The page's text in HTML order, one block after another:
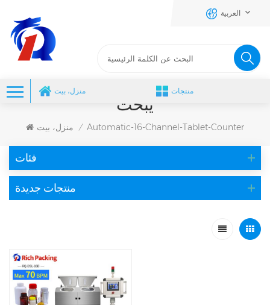
العربية
منزل، بيت منتجات
يبحث
منزل، بيت / Automatic-16-Channel-Tablet-Counter
فئات
منتجات جديدة